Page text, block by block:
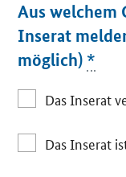
Aus welchem
Inserat
möglich) *
Das Inserat
Das Inserat